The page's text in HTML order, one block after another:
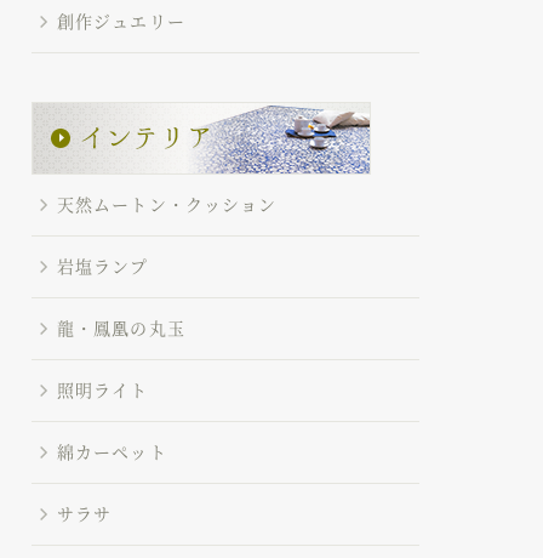
創作ジュエリー
天然ムートン・クッション
岩塩ランプ
龍・鳳凰の丸玉
照明ライト
綿カーペット
サラサ